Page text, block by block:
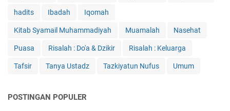
hadits Ibadah Iqomah
Kitab Syamail Muhammadiyah Muamalah Nasehat
Puasa Risalah : Do'a & Dzikir Risalah : Keluarga
Tafsir Tanya Ustadz Tazkiyatun Nufus Umum
POSTINGAN POPULER